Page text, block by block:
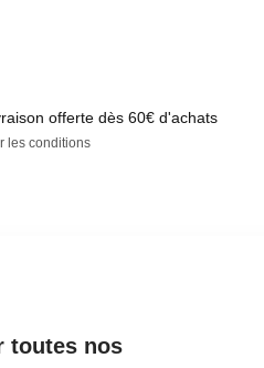
offerte dès 60€ d'achats
les conditions
toutes nos